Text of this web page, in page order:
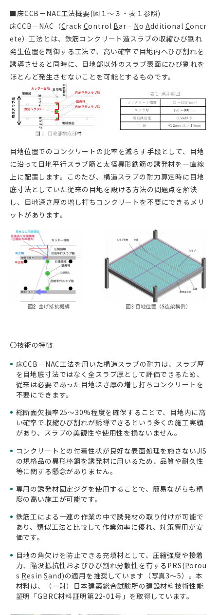
■床CCB－NAC工法概要(図１～３・表１参照)
床CCB－NAC（Crack Control Bar－ NoAdditional Concr
ete）工法とは、鉄筋コンクリート造スラブの収縮ひび割れ
発生位置を制御する工法で、高い確率で目地内へひび割れを
誘導させると同時に、目地部以外のスラブ表面にひび割れを
ほとんど発生させないことを可能とするものです。
目地位置でのコンクリートの比率を減らす手段として、目地
に沿って目地平行スラブ筋と太径異形鉄筋の誘発材を一直線
上に配置します。このたび、構造スラブの耐力算定時に目地
底寸法としていた従来の目地を設ける方法の問題点を解決
し、目地深さ厚の増し打ちコンクリートを不要にできるメリ
ットがあります。
〇技術の特徴
床CCB－NAC工法を用いた構造スラブの耐力は、スラブ厚
を目地底寸法ではなく全スラブ厚として評価できるため、
従来は必要であった目地深さ厚の増し打ちコンクリートを
不要にできます。
総断面欠損率25～30%程度を確保することで、目地内に高
い確率で収縮ひび割れが誘導できるという多くの施工実績
があり、スラブの美観性や使用性を損ないません。
コンクリートとの付着性状が良好な表面処理を施さないJIS
の規格品の異形棒鋼を誘発材に用いるため、品質や耐久性
等に関する懸念がありません。
専用の誘発材固定ジグを使用することで、簡易ながらも精
度の高い施工が可能です。
鉄筋工による一連の作業の中で誘発材の取り付けが可能で
あり、類似工法と比較して作業効率に優れ、対策費用が安
価です。
目地の角欠けを防止できる充填材として、圧縮強度や接着
力、陥没抵抗性およびひび割れ分散性を有するPRS(Porou
s ResinSand)の適用を推奨しています（写真3～5）。本
材料は、（一財）日本建築総合試験所の建設材料技術性能
証明「GBRC材料証明第22-01号」を取得しています。